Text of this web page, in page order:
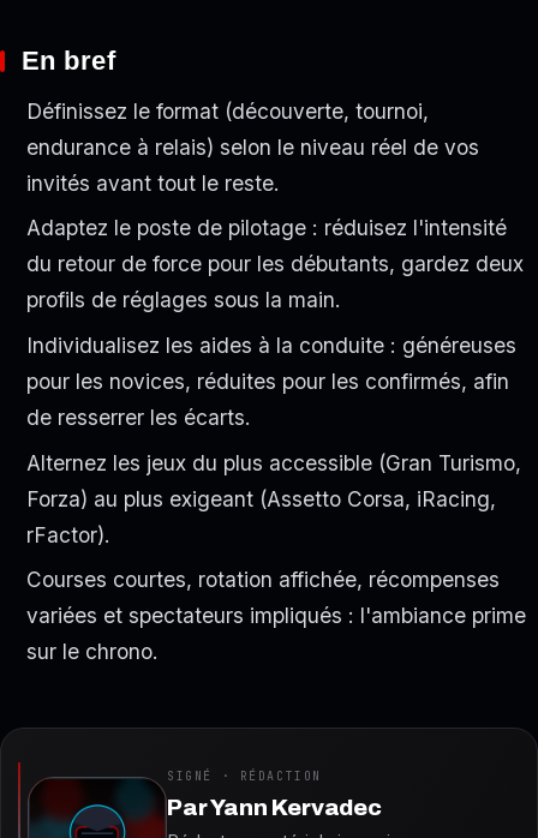
En bref
Définissez le format (découverte, tournoi,
endurance à relais) selon le niveau réel de vos
invités avant tout le reste.
Adaptez le poste de pilotage : réduisez l'intensité
du retour de force pour les débutants, gardez deux
profils de réglages sous la main.
Individualisez les aides à la conduite : généreuses
pour les novices, réduites pour les confirmés, afin
de resserrer les écarts.
Alternez les jeux du plus accessible (Gran Turismo,
Forza) au plus exigeant (Assetto Corsa, iRacing,
rFactor).
Courses courtes, rotation affichée, récompenses
variées et spectateurs impliqués : l'ambiance prime
sur le chrono.
SIGNÉ · RÉDACTION
ParYann Kervadec